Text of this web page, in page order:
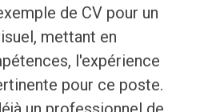
de CV pour un
mettant en
l'expérience
pour ce poste.